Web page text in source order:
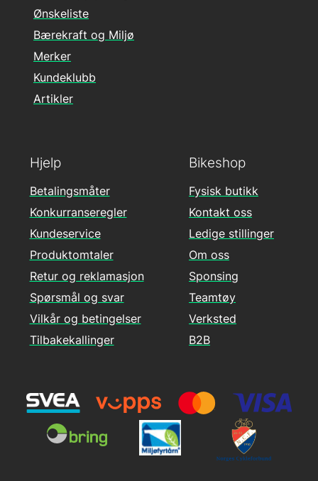
Hjelp
Betalingsmåter
Konkurranseregler
Kundeservice
Produktomtaler
Retur og reklamasjon
Spørsmål og svar
Vilkår og betingelser
Tilbakekallinger
Ønskeliste
Bærekraft og Miljø
Merker
Kundeklubb
Artikler
Bikeshop
Fysisk butikk
Kontakt oss
Ledige stillinger
Om oss
Sponsing
Teamtøy
Verksted
B2B